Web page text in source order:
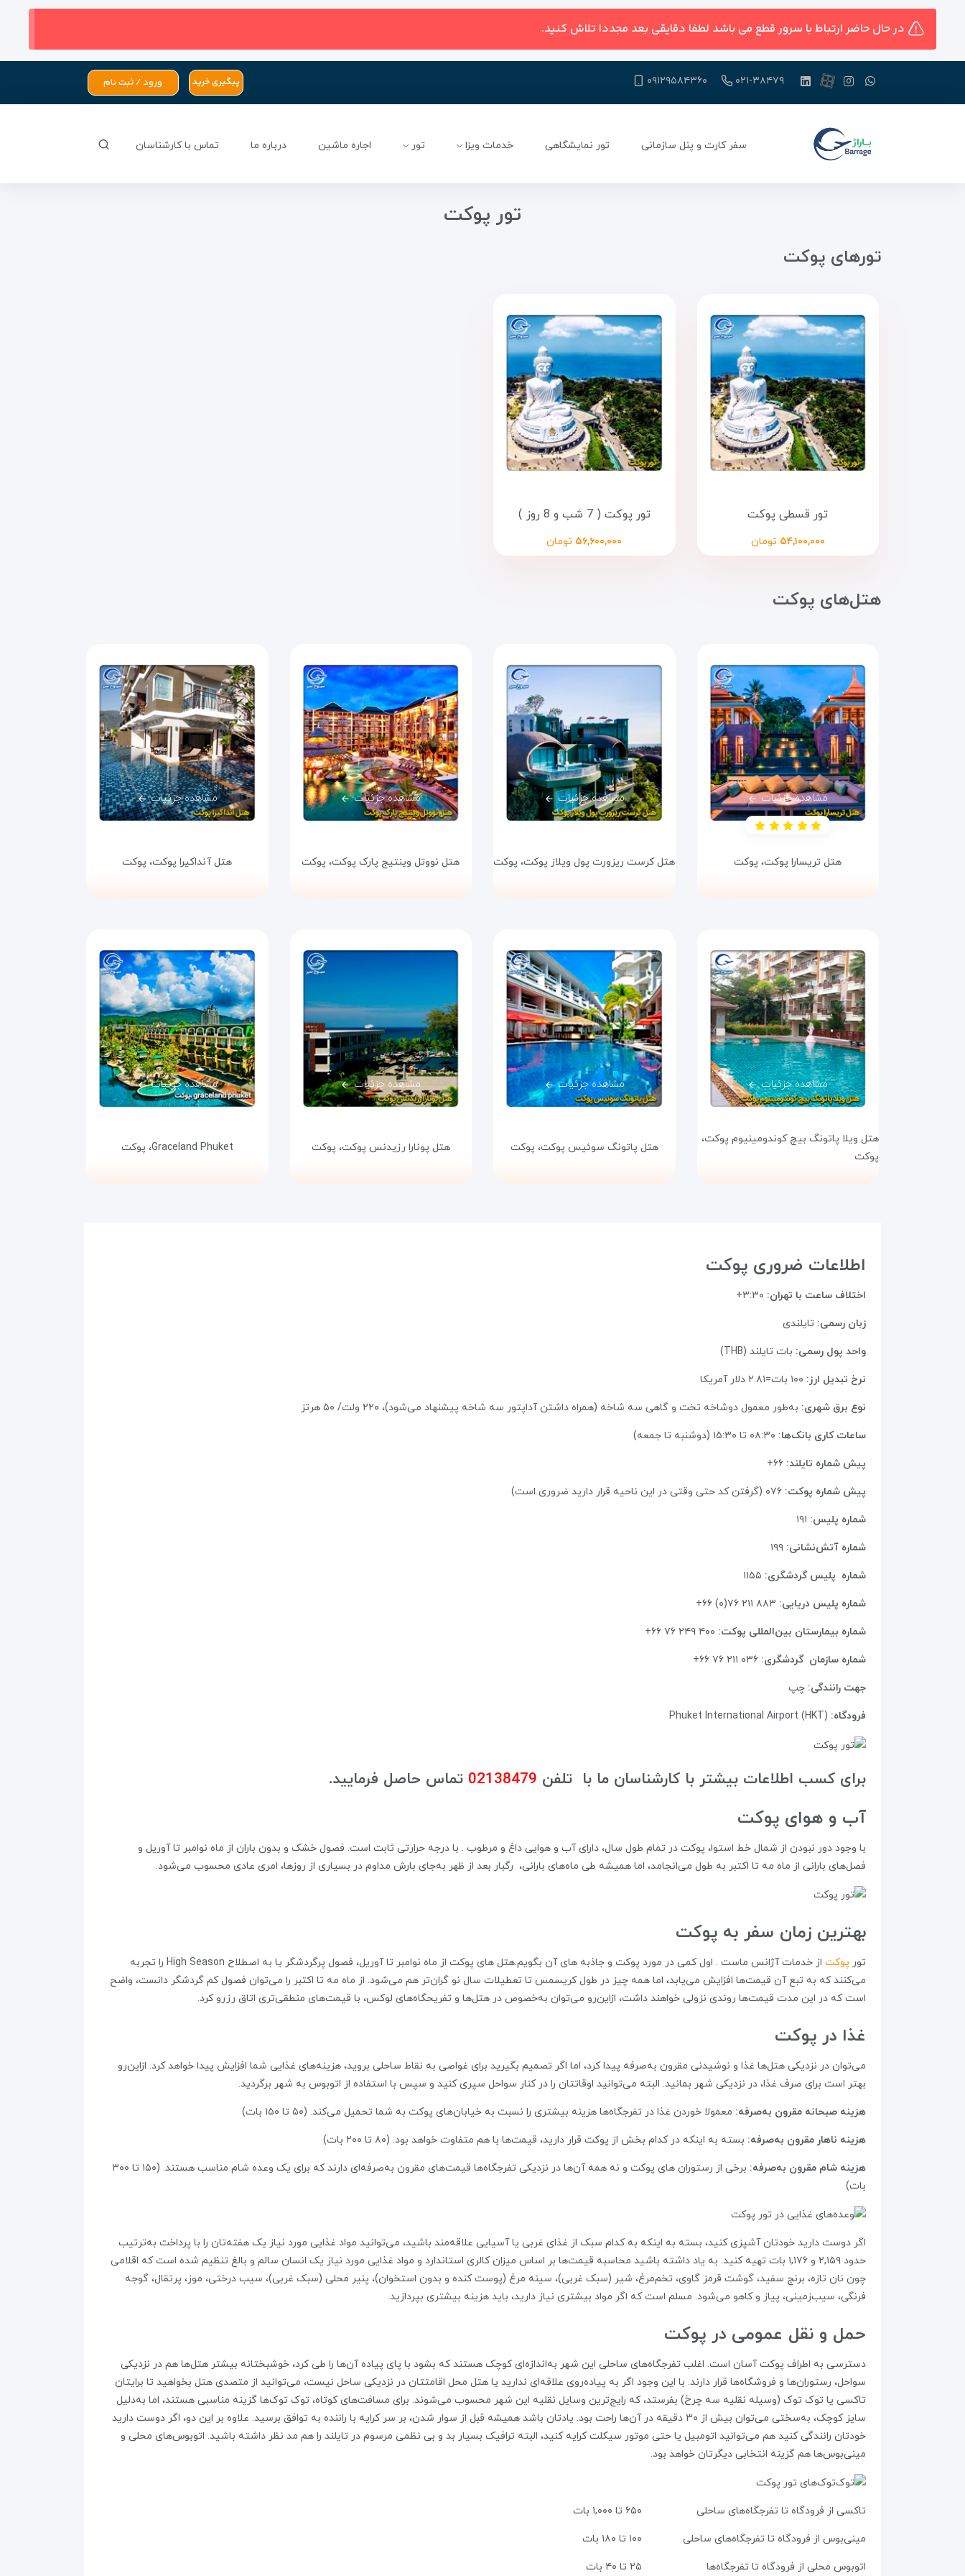
در حال حاضر ارتباط با سرور قطع می باشد لطفا دقایقی بعد مجددا تلاش کنید.
۰۲۱-۳۸۴۷۹ ۰۹۱۲۹۵۸۴۳۶۰ پیگیری خرید ورود / ثبت نام
سفر کارت و پنل سازمانی تور نمایشگاهی خدمات ویزا تور اجاره ماشین درباره ما تماس با کارشناسان
تور پوکت
تور‌های پوکت
تور قسطی پوکت
۵۴,۱۰۰,۰۰۰ تومان
تور پوکت ( 7 شب و 8 روز )
۵۶,۶۰۰,۰۰۰ تومان
هتل‌های پوکت
مشاهده جزئیات
هتل تریسارا پوکت، پوکت
مشاهده جزئیات
هتل کرست ریزورت پول ویلاز پوکت، پوکت
مشاهده جزئیات
هتل نووتل وینتیج پارک پوکت، پوکت
مشاهده جزئیات
هتل آنداکیرا پوکت، پوکت
مشاهده جزئیات
هتل ویلا پاتونگ بیچ کوندومینیوم پوکت،
پوکت
مشاهده جزئیات
هتل پاتونگ سوئیس پوکت، پوکت
مشاهده جزئیات
هتل پونارا رزیدنس پوکت، پوکت
مشاهده جزئیات
Graceland Phuket، پوکت
اطلاعات ضروری پوکت
اختلاف ساعت با تهران:
زبان رسمی: تایلندی
واحد پول رسمی: بات تایلند (THB)
نرخ تبدیل ارز:
نوع برق شهری: به‌طور معمول دوشاخه‌ تخت و گاهی سه شاخه (همراه داشتن آداپتور سه شاخه پیشنهاد می‌شود)، ۲۲۰ ولت/ ۵۰ هرتز
ساعات کاری بانک‌ها:
پیش شماره تایلند:
پیش شماره پوکت:
شماره پلیس:
شماره آتش‌نشانی:
شماره پلیس گردشگری:
شماره پلیس دریایی:
شماره بیمارستان بین‌المللی پوکت:
شماره سازمان گردشگری:
جهت رانندگی: چپ
فرودگاه: (Phuket International Airport (HKT
برای کسب اطلاعات بیشتر با کارشناسان ما با تلفن 02138479 تماس حاصل فرمایید.
آب و هوای پوکت
با وجود دور نبودن از شمال خط استوا، پوکت در تمام طول سال، دارای آب و هوایی داغ و مرطوب . با درجه حرارتی ثابت است. فصول خشک و بدون باران از ماه نوامبر تا آوریل و
فصل‌های بارانی از ماه مه تا اکتبر به طول می‌انجامد، اما همیشه طی ماه‌های بارانی، رگبار بعد از ظهر به‌جای بارش مداوم در بسیاری از روزها، امری عادی محسوب می‌شود.
بهترین زمان سفر به پوکت
تور پوکت
از خدمات آژانس ماست . اول کمی در مورد پوکت و جاذبه های آن بگویم.هتل‌ های پوکت از ماه نوامبر تا آوریل، فصول پرگردشگر یا به اصطلاح High Season را تجربه
می‌کنند که به تبع آن قیمت‌ها افزایش می‌یابد، اما همه چیز در طول کریسمس تا تعطیلات سال نو گران‌تر هم می‌شود. از ماه مه تا اکتبر را می‌توان فصول کم گردشگر دانست، واضح
است که در این مدت قیمت‌ها روندی نزولی خواهند داشت، ازاین‌رو می‌توان به‌خصوص در هتل‌ها و تفریحگاه‌های لوکس، با قیمت‌های منطقی‌تری اتاق رزرو کرد.
غذا در پوکت
می‌توان در نزدیکی هتل‌ها غذا و نوشیدنی مقرون به‌صرفه پیدا کرد، اما اگر تصمیم بگیرید برای غواصی به نقاط ساحلی بروید، هزینه‌های غذایی شما افزایش پیدا خواهد کرد. ازاین‌رو
بهتر است برای صرف غذا، در نزدیکی شهر بمانید. البته می‌توانید اوقاتتان را در کنار سواحل سپری کنید و سپس با استفاده از اتوبوس به شهر برگردید.
هزینه‌ صبحانه‌ مقرون به‌صرفه: معمولا خوردن غذا در تفرجگاه‌ها هزینه‌ بیشتری را نسبت به خیابان‌های پوکت به شما تحمیل می‌کند. (۵۰ تا ۱۵۰ بات)
هزینه‌ ناهار مقرون به‌صرفه: بسته به اینکه در کدام بخش از پوکت قرار دارید، قیمت‌ها با هم متفاوت خواهد بود. (۸۰ تا ۲۰۰ بات)
هزینه‌ شام مقرون به‌صرفه:
برخی از رستوران‌ های پوکت و نه همه‌ آن‌ها در نزدیکی تفرجگاه‌ها قیمت‌های مقرون به‌صرفه‌ای دارند که برای یک وعده شام مناسب هستند. (۱۵۰ تا ۳۰۰
بات)
اگر دوست دارید خودتان آشپزی کنید، بسته به اینکه به کدام سبک از غذای غربی یا آسیایی علاقه‌مند باشید، می‌توانید مواد غذایی مورد نیاز یک هفته‌تان را با پرداخت به‌ترتیب
حدود ۲,۱۵۹ و ۱,۱۷۶ بات تهیه کنید. به یاد داشته باشید محاسبه قیمت‌ها بر اساس میزان کالری استاندارد و مواد غذایی مورد نیاز یک انسان سالم و بالغ تنظیم شده است که اقلامی
چون نان تازه، برنج سفید، گوشت قرمز گاوی، تخم‌مرغ، شیر (سبک غربی)، سینه‌ مرغ (پوست کنده و بدون استخوان)، پنیر محلی (سبک غربی)، سیب درختی، موز، پرتقال، گوجه
فرنگی، سیب‌زمینی، پیاز و کاهو می‌شود. مسلم است که اگر مواد بیشتری نیاز دارید، باید هزینه‌ بیشتری بپردازید.
حمل و نقل عمومی در پوکت
دسترسی به اطراف پوکت آسان است. اغلب تفرجگاه‌های ساحلی این شهر به‌اندازه‌ای کوچک هستند که بشود با پای پیاده آن‌ها را طی کرد، خوشبختانه بیشتر هتل‌ها هم در نزدیکی
سواحل، رستوران‌ها و فروشگاه‌ها قرار دارند. با این وجود اگر به پیاده‌روی علاقه‌ای ندارید یا هتل محل اقامتتان در نزدیکی ساحل نیست، می‌توانید از متصدی هتل بخواهید تا برایتان
تاکسی یا توک توک (وسیله نقلیه سه چرخ) بفرستد، که رایج‌ترین وسایل نقلیه‌ این شهر محسوب می‌شوند. برای مسافت‌های کوتاه، توک توک‌ها گزینه‌ مناسبی هستند، اما به‌دلیل
سایز کوچک، به‌سختی می‌توان بیش از ۳۰ دقیقه در آن‌ها راحت بود. یادتان باشد همیشه قبل از سوار شدن، بر سر کرایه با راننده به توافق برسید. علاوه بر این دو، اگر دوست دارید
خودتان رانندگی کنید هم می‌توانید اتومبیل یا حتی موتور سیکلت کرایه کنید، البته ترافیک بسیار بد و بی نظمی مرسوم در تایلند را هم مد نظر داشته باشید. اتوبوس‌های محلی و
مینی‌بوس‌ها هم گزینه‌ انتخابی دیگرتان خواهد بود.
تاکسی از فرودگاه تا تفرجگاه‌های ساحلی ۶۵۰ تا ۱,۰۰۰ بات
مینی‌بوس از فرودگاه تا تفرجگاه‌های ساحلی ۱۰۰ تا ۱۸۰ بات
اتوبوس محلی از فرودگاه تا تفرجگاه‌ها ۲۵ تا ۴۰ بات